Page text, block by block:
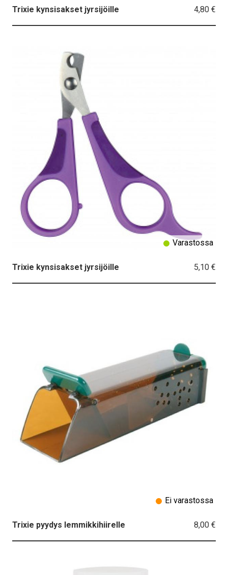
Trixie kynsisakset jyrsijöille 4,80 €
Trixie kynsisakset jyrsijöille 5,10 €
Varastossa
Trixie pyydys lemmikkihiirelle 8,00 €
Ei varastossa